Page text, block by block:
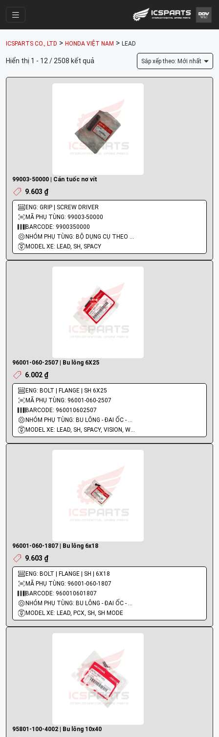
Parts Catalogue
Nhóm Phụ Tùng
Tài khoản
ICSPARTS CO., LTD > HONDA VIỆT NAM > LEAD
Hiển thị 1 - 12 / 2508 kết quả Sắp xếp theo: Mới nhất
99003-50000 | Cán tuốc nơ vít
9.603 ₫
ENG: GRIP | SCREW DRIVER
MÃ PHỤ TÙNG: 99003-50000
BARCODE: 9900350000
NHÓM PHỤ TÙNG: BỘ DỤNG CỤ THEO XE
MODEL XE: LEAD, SH, SPACY
96001-060-2507 | Bu lông 6X25
6.002 ₫
ENG: BOLT | FLANGE | SH 6X25
MÃ PHỤ TÙNG: 96001-060-2507
BARCODE: 960010602507
NHÓM PHỤ TÙNG: BU LÔNG - ĐAI ỐC - VÍT
MODEL XE: LEAD, SH, SPACY, VISION, WAVE
96001-060-1807 | Bu lông 6x18
9.603 ₫
ENG: BOLT | FLANGE | SH | 6X18
MÃ PHỤ TÙNG: 96001-060-1807
BARCODE: 960010601807
NHÓM PHỤ TÙNG: BU LÔNG - ĐAI ỐC - VÍT
MODEL XE: LEAD, PCX, SH, SH MODE
95801-100-4002 | Bu lông 10x40